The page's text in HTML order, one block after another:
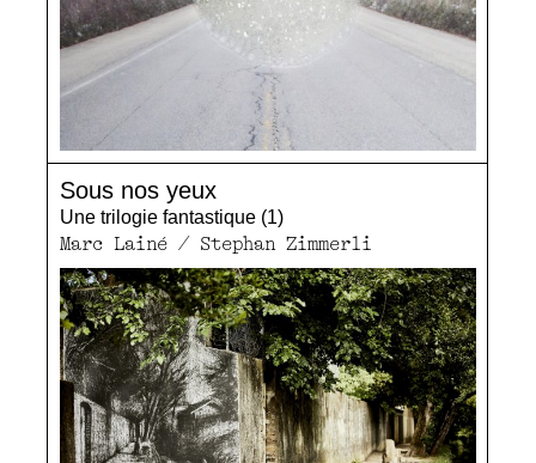
Sous nos yeux
Une trilogie fantastique (1)
Marc Lainé / Stephan Zimmerli